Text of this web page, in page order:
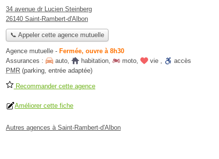
34 avenue dr Lucien Steinberg
26140 Saint-Rambert-d'Albon
📞 Appeler cette agence mutuelle
Agence mutuelle - Fermée, ouvre à 8h30
Assurances :
auto, habitation, moto, vie ,
accès
PMR (parking, entrée adaptée)
Recommander cette agence
Améliorer cette fiche
Autres agences à Saint-Rambert-d'Albon